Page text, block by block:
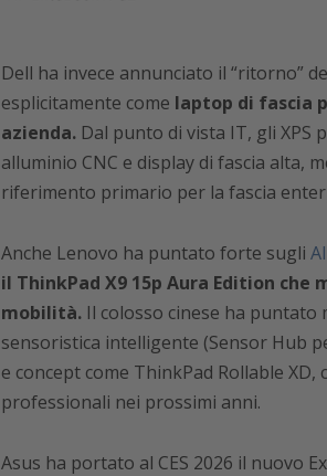
​Dell ha invece annunciato il “ritorno”
esplicitamente come laptop di fascia
azienda. Dal punto di vista IT, gli XPS
alluminio CNC e display di fascia alta,
riferimento primario per la fascia
Anche Lenovo ha puntato forte sugli
il ThinkPad X9 15p Aura Edition
mobilità.Il colosso cinese ha puntato
sensoristica intelligente (Sensor Hub
e concept come ThinkPad Rollable
professionali nei prossimi anni.
Asus ha portato al CES 2026 il nuovo